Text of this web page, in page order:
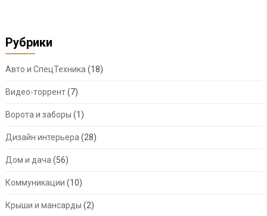
Рубрики
Авто и СпецТехника (18)
Видео-торрент(7)
Ворота и заборы (1)
Дизайн интерьера (28)
Дом и дача (56)
Коммуникации (10)
Крыши и мансарды (2)